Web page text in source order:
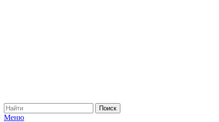
Меню